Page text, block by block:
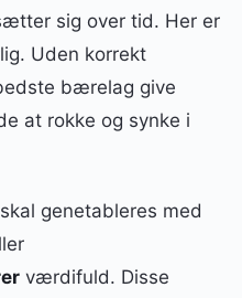
sig over tid. Her er
Uden korrekt
bærelag give
at rokke og synke i
genetableres med
værdifuld. Disse